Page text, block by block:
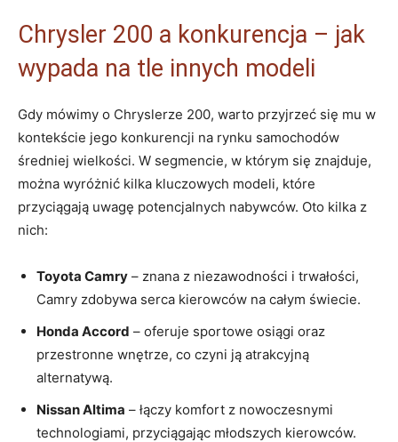
Chrysler 200 a konkurencja – jak
wypada na tle innych modeli
Gdy mówimy o Chryslerze 200, warto przyjrzeć się mu w
kontekście jego konkurencji na rynku samochodów
średniej wielkości. W segmencie, w którym się znajduje,
można wyróżnić kilka kluczowych modeli, które
przyciągają uwagę potencjalnych nabywców. Oto kilka z
nich:
Toyota Camry – znana z niezawodności i trwałości,
Camry zdobywa serca kierowców na całym świecie.
Honda Accord – oferuje sportowe osiągi oraz
przestronne wnętrze, co czyni ją atrakcyjną
alternatywą.
Nissan Altima – łączy komfort z nowoczesnymi
technologiami, przyciągając młodszych kierowców.